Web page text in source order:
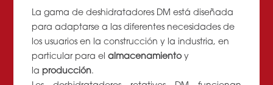
La gama de deshidratadores DM está diseñada
para adaptarse a las diferentes necesidades de
los usuarios en la construcción y la industria, en
particular para elalmacenamiento y
la producción.